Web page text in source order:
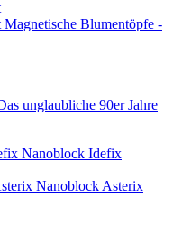
Magnetische Blumentöpfe -
unglaubliche 90er Jahre
Nanoblock Idefix
Nanoblock Asterix